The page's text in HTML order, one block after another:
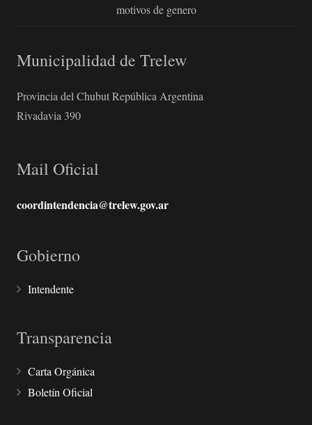
motivos de genero
Municipalidad de Trelew
Provincia del Chubut República Argentina
Rivadavia 390
Mail Oficial
coordintendencia@trelew.gov.ar
Gobierno
Intendente
Transparencia
Carta Orgánica
Boletín Oficial